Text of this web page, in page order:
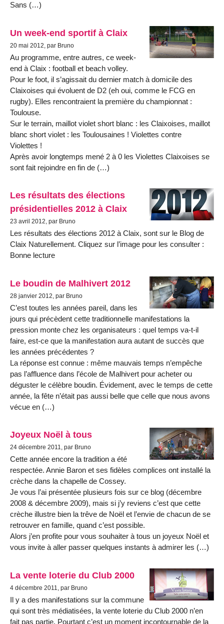
Sans (…)
Un week-end sportif à Claix
20 mai 2012, par Bruno
Au programme, entre autres, ce week-
end à Claix : football et beach volley.
Pour le foot, il s’agissait du dernier match à domicile des
Claixoises qui évoluent de D2 (eh oui, comme le FCG en
rugby). Elles rencontraient la première du championnat :
Toulouse.
Sur le terrain, maillot violet short blanc : les Claixoises, maillot
blanc short violet : les Toulousaines ! Violettes contre
Violettes !
Après avoir longtemps mené 2 à 0 les Violettes Claixoises se
sont fait rejoindre en fin de (…)
Les résultats des élections
présidentielles 2012 à Claix
23 avril 2012, par Bruno
Les résultats des élections 2012 à Claix, sont sur le Blog de
Claix Naturellement. Cliquez sur l’image pour les consulter :
Bonne lecture
Le boudin de Malhivert 2012
28 janvier 2012, par Bruno
C’est toutes les années pareil, dans les
jours qui précèdent cette traditionnelle manifestations la
pression monte chez les organisateurs : quel temps va-t-il
faire, est-ce que la manifestation aura autant de succès que
les années précédentes ?
La réponse est connue : même mauvais temps n’empêche
pas l’affluence dans l’école de Malhivert pour acheter ou
déguster le célèbre boudin. Évidement, avec le temps de cette
année, la fête n’était pas aussi belle que celle que nous avons
vécue en (…)
Joyeux Noël à tous
24 décembre 2011, par Bruno
Cette année encore la tradition a été
respectée. Annie Baron et ses fidèles complices ont installé la
crèche dans la chapelle de Cossey.
Je vous l’ai présentée plusieurs fois sur ce blog (décembre
2008 & décembre 2009), mais si j’y reviens c’est que cette
crèche illustre bien la trêve de Noël et l’envie de chacun de se
retrouver en famille, quand c’est possible.
Alors j’en profite pour vous souhaiter à tous un joyeux Noël et
vous invite à aller passer quelques instants à admirer les (…)
La vente loterie du Club 2000
4 décembre 2011, par Bruno
Il y a des manifestations sur la commune
qui sont très médiatisées, la vente loterie du Club 2000 n’en
fait pas partie. Pourtant c’est un moment incontournable de la